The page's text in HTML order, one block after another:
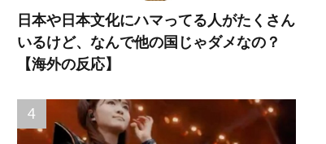
日本や日本文化にハマってる人がたくさん
いるけど、なんで他の国じゃダメなの？
【海外の反応】